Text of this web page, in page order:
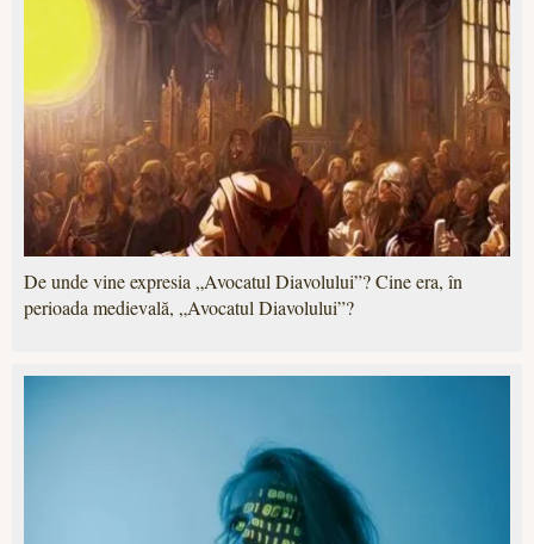
De unde vine expresia „Avocatul Diavolului”? Cine era, în
perioada medievală, „Avocatul Diavolului”?